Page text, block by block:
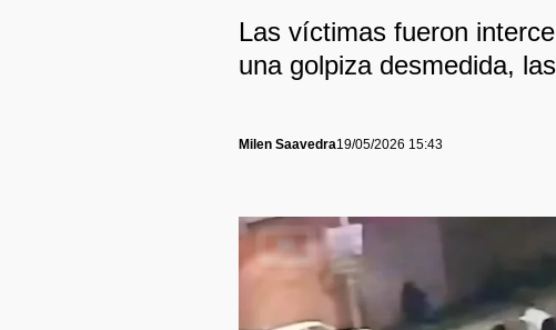
Las víctimas fueron
una golpiza desmedida,
Milen Saavedra19/05/2026 15:43